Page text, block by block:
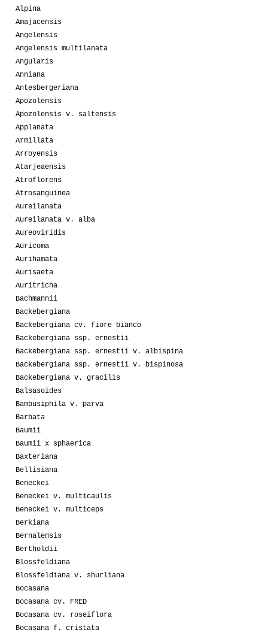
Alpina
Amajacensis
Angelensis
Angelensis multilanata
Angularis
Anniana
Antesbergeriana
Apozolensis
Apozolensis v. saltensis
Applanata
Armillata
Arroyensis
Atarjeaensis
Atroflorens
Atrosanguinea
Aureilanata
Aureilanata v. alba
Aureoviridis
Auricoma
Aurihamata
Aurisaeta
Auritricha
Bachmannii
Backebergiana
Backebergiana cv. fiore bianco
Backebergiana ssp. ernestii
Backebergiana ssp. ernestii v. albispina
Backebergiana ssp. ernestii v. bispinosa
Backebergiana v. gracilis
Balsasoides
Bambusiphila v. parva
Barbata
Baumii
Baumii x sphaerica
Baxteriana
Bellisiana
Beneckei
Beneckei v. multicaulis
Beneckei v. multiceps
Berkiana
Bernalensis
Bertholdii
Blossfeldiana
Blossfeldiana v. shurliana
Bocasana
Bocasana cv. FRED
Bocasana cv. roseiflora
Bocasana f. cristata